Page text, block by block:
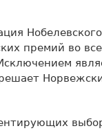
премий во